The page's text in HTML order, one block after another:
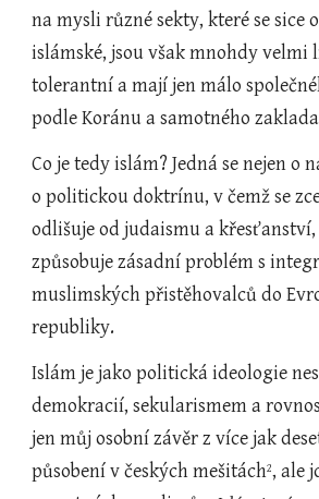
na mysli různé sekty, které se sice
islámské, jsou však mnohdy velmi
tolerantní a mají jen málo
podle Koránu a samotného
Co je tedy islám? Jedná se nejen o
o politickou doktrínu, v čemž se
odlišuje od judaismu a křesťanství,
způsobuje zásadní problém s
muslimských přistěhovalců do
republiky.
Islám je jako politická ideologie
demokracií, sekularismem a
jen můj osobní závěr z více jak
působení v českých mešitách2, ale